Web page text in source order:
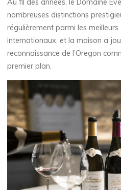
Au fil des années, le Domaine
nombreuses distinctions
régulièrement parmi les
internationaux, et la maison a
reconnaissance de l’Oregon
premier plan.